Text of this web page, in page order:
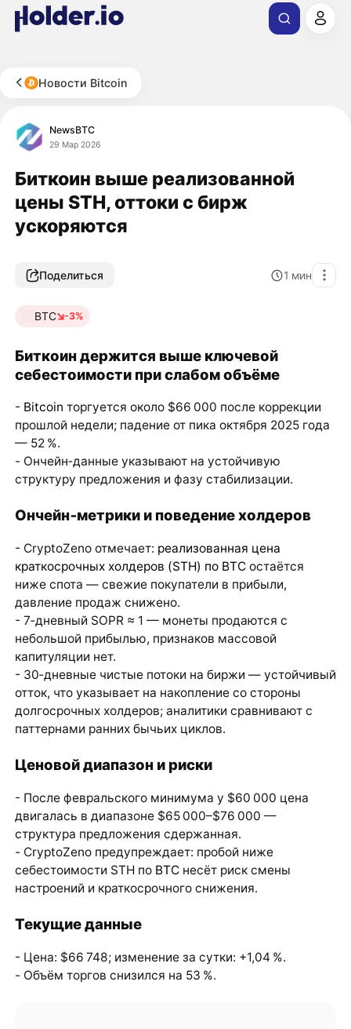
Новости Bitcoin
NewsBTC
29 Мар 2026
Биткоин выше реализованной
цены STH, оттоки с бирж
ускоряются
Поделиться 1 мин
BTC -3%
Биткоин держится выше ключевой
себестоимости при слабом объёме
- Bitcoin торгуется около $66 000 после коррекции
прошлой недели; падение от пика октября 2025 года
— 52 %.
- Ончейн‑данные указывают на устойчивую
структуру предложения и фазу стабилизации.
Ончейн‑метрики и поведение холдеров
- CryptoZeno отмечает: реализованная цена
краткосрочных холдеров (STH) по BTCостаётся
ниже спота — свежие покупатели в прибыли,
давление продаж снижено.
- 7‑дневный SOPR ≈ 1 — монеты продаются с
небольшой прибылью, признаков массовой
капитуляции нет.
- 30‑дневные чистые потоки на биржи — устойчивый
отток, что указывает на накопление со стороны
долгосрочных холдеров; аналитики сравнивают с
паттернами ранних бычьих циклов.
Ценовой диапазон и риски
- После февральского минимума у $60 000 цена
двигалась в диапазоне $65 000–$76 000 —
структура предложения сдержанная.
- CryptoZeno предупреждает: пробой ниже
себестоимости STH по BTCнесёт риск смены
настроений и краткосрочного снижения.
Текущие данные
- Цена: $66 748; изменение за сутки: +1,04 %.
- Объём торгов снизился на 53 %.